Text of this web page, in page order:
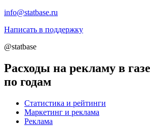
info@statbase.ru
Написать в поддержку
@statbase
Расходы на рекламу в
по годам
Статистика и рейтинги
Маркетинг и реклама
Реклама